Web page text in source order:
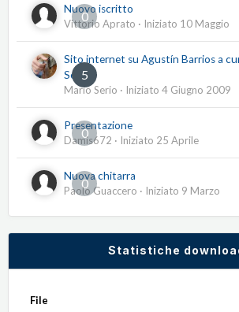
0
Nuovo iscritto
Vittorio Aprato · Iniziato 10 Maggio
5
Sito internet su Agustín Barrios a
Serio
Mario Serio · Iniziato 4 Giugno 2009
0
Presentazione
Damis672 · Iniziato 25 Aprile
0
Nuova chitarra
Paolo Guaccero · Iniziato 9 Marzo
Statistiche
File